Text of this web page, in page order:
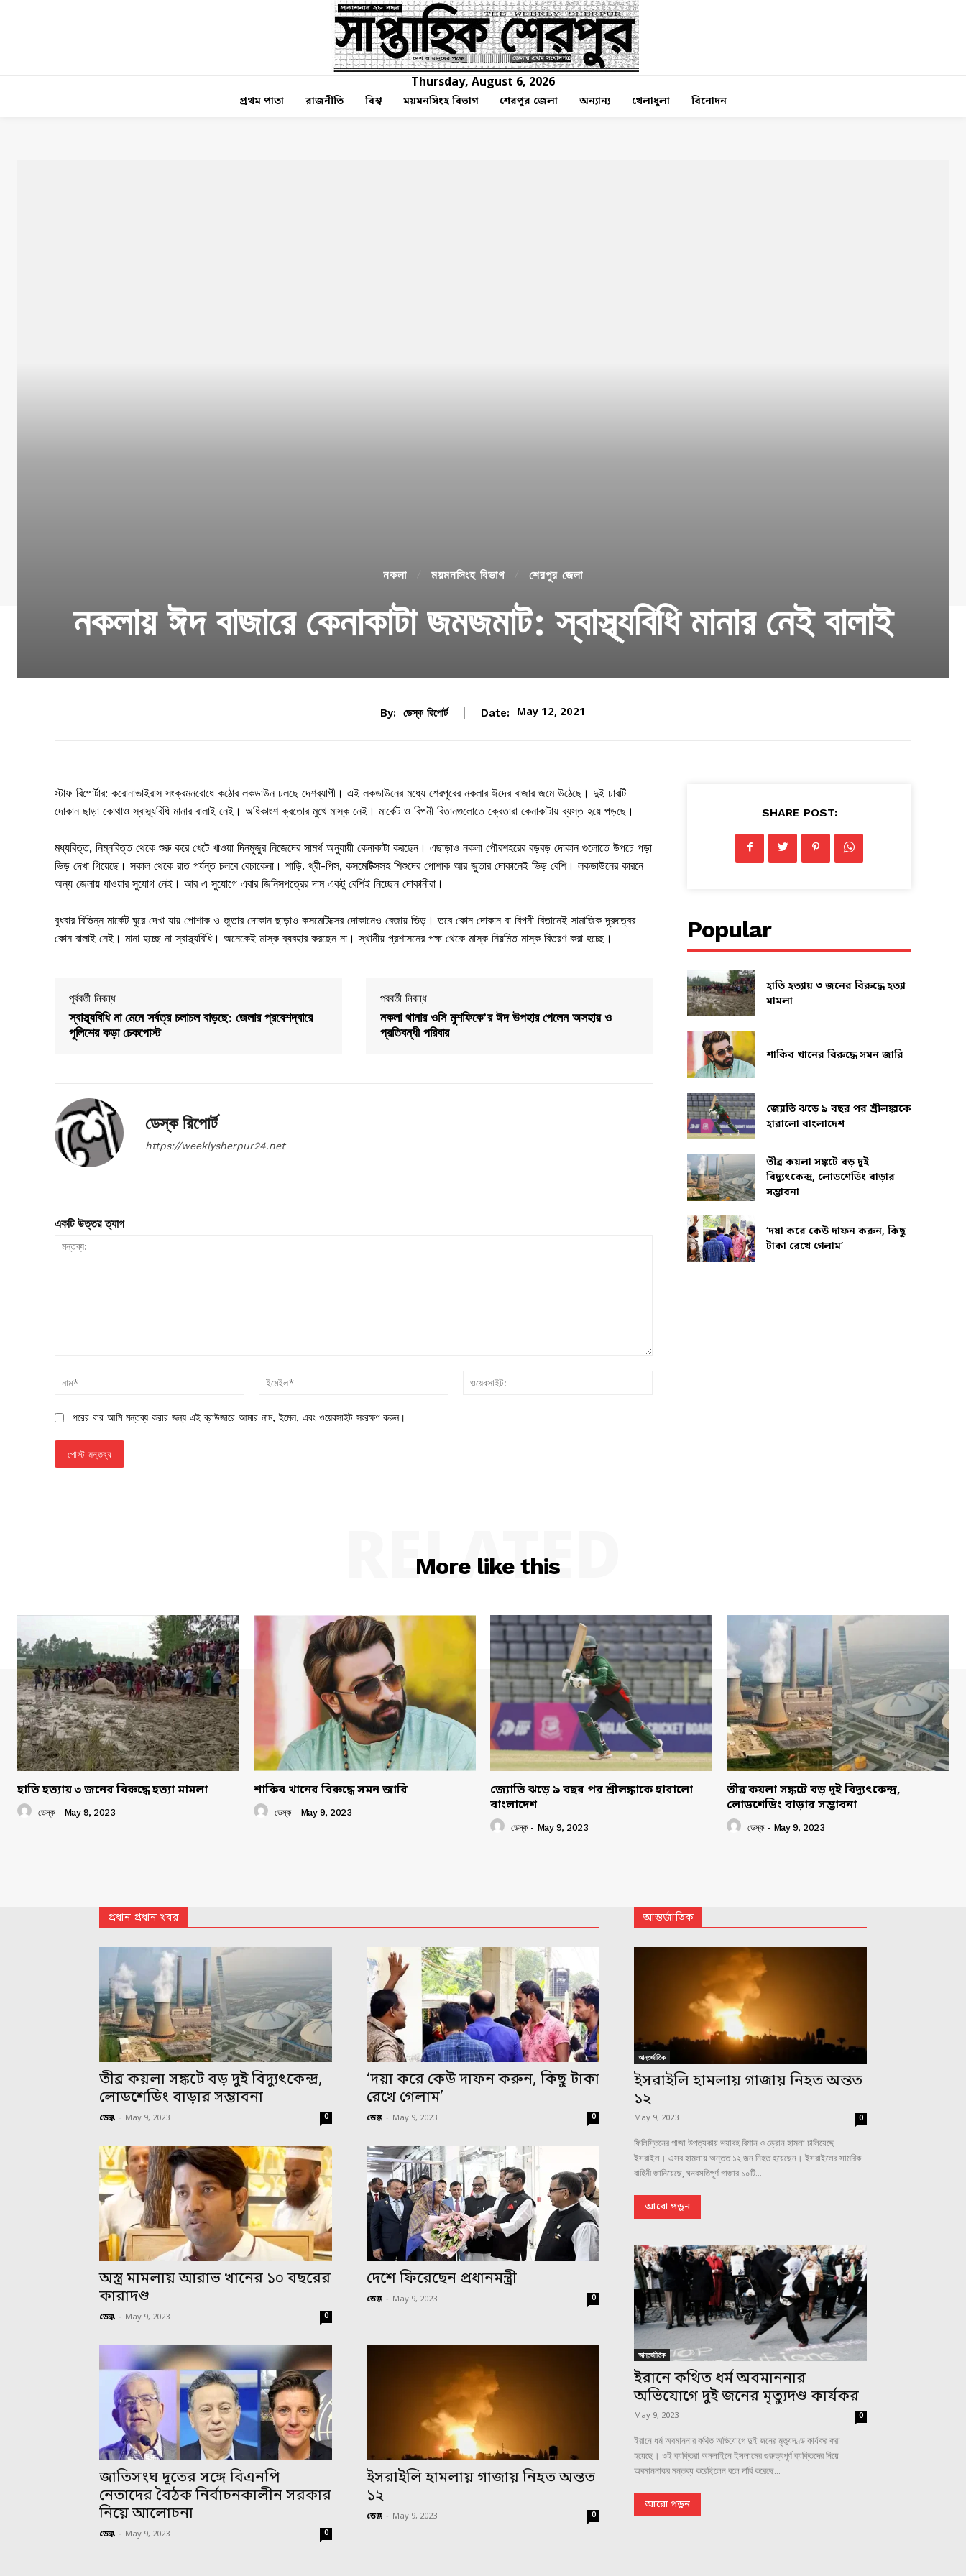
Thursday, August 6, 2026
প্রথম পাতা রাজনীতি বিশ্ব ময়মনসিংহ বিভাগ শেরপুর জেলা অন্যান্য খেলাধুলা বিনোদন
নকলা ময়মনসিংহ বিভাগ শেরপুর জেলা
নকলায় ঈদ বাজারে কেনাকাটা জমজমাট: স্বাস্থ্যবিধি মানার নেই বালাই
By: ডেস্ক রিপোর্ট Date: May 12, 2021
স্টাফ রিপোর্টার: করোনাভাইরাস সংক্রমনরোধে কঠোর লকডাউন চলছে দেশব্যাপী। এই লকডাউনের মধ্যে শেরপুরের নকলার ঈদের বাজার জমে উঠেছে। দুই চারটি
দোকান ছাড়া কোথাও স্বাস্থ্যবিধি মানার বালাই নেই। অধিকাংশ ক্রতোর মুখে মাস্ক নেই। মার্কেট ও বিপনী বিতানগুলোতে ক্রেতারা কেনাকাটায় ব্যস্ত হয়ে পড়ছে।
মধ্যবিত্ত, নিম্নবিত্ত থেকে শুরু করে খেটে খাওয়া দিনমুজুর নিজেদের সামর্থ অনুযায়ী কেনাকাটা করছেন। এছাড়াও নকলা পৌরশহরের বড়বড় দোকান গুলোতে উপচে পড়া
ভিড় দেখা গিয়েছে। সকাল থেকে রাত পর্যন্ত চলবে বেচাকেনা। শাড়ি. থ্রী-পিস, কসমেটিক্সসহ শিশুদের পোশাক আর জুতার দোকানেই ভিড় বেশি। লকডাউনের কারনে
অন্য জেলায় যাওয়ার সুযোগ নেই। আর এ সুযোগে এবার জিনিসপত্রের দাম একটু বেশিই নিচ্ছেন দোকানীরা।
বুধবার বিভিন্ন মার্কেট ঘুরে দেখা যায় পোশাক ও জুতার দোকান ছাড়াও কসমেটিক্সের দোকানেও বেজায় ভিড়। তবে কোন দোকান বা বিপনী বিতানেই সামাজিক দূরুত্বের
কোন বালাই নেই। মানা হচ্ছে না স্বাস্থ্যবিধি। অনেকেই মাস্ক ব্যবহার করছেন না। স্থানীয় প্রশাসনের পক্ষ থেকে মাস্ক নিয়মিত মাস্ক বিতরণ করা হচ্ছে।
পূর্ববর্তী নিবন্ধ
স্বাস্থ্যবিধি না মেনে সর্বত্র চলাচল বাড়ছে: জেলার প্রবেশদ্বারে
পুলিশের কড়া চেকপোস্ট
পরবর্তী নিবন্ধ
নকলা থানার ওসি মুশফিকে’র ঈদ উপহার পেলেন অসহায় ও
প্রতিবন্ধী পরিবার
ডেস্ক রিপোর্ট
https://weeklysherpur24.net
একটি উত্তর ত্যাগ
ইমেইল*
পরের বার আমি মন্তব্য করার জন্য এই ব্রাউজারে আমার নাম, ইমেল, এবং ওয়েবসাইট সংরক্ষণ করুন।
SHARE POST:
Popular
হাতি হত্যায় ৩ জনের বিরুদ্ধে হত্যা
মামলা
শাকিব খানের বিরুদ্ধে সমন জারি
জ্যোতি ঝড়ে ৯ বছর পর শ্রীলঙ্কাকে
হারালো বাংলাদেশ
তীব্র কয়লা সঙ্কটে বড় দুই
বিদ্যুৎকেন্দ্র, লোডশেডিং বাড়ার
সম্ভাবনা
‘দয়া করে কেউ দাফন করুন, কিছু
টাকা রেখে গেলাম’
More like this
RELATED
হাতি হত্যায় ৩ জনের বিরুদ্ধে হত্যা মামলা
ডেস্ক - May 9, 2023
শাকিব খানের বিরুদ্ধে সমন জারি
ডেস্ক - May 9, 2023
জ্যোতি ঝড়ে ৯ বছর পর শ্রীলঙ্কাকে হারালো
বাংলাদেশ
ডেস্ক - May 9, 2023
তীব্র কয়লা সঙ্কটে বড় দুই বিদ্যুৎকেন্দ্র,
লোডশেডিং বাড়ার সম্ভাবনা
ডেস্ক - May 9, 2023
প্রধান প্রধান খবর
তীব্র কয়লা সঙ্কটে বড় দুই বিদ্যুৎকেন্দ্র,
লোডশেডিং বাড়ার সম্ভাবনা
ডেস্ক - May 9, 2023 0
‘দয়া করে কেউ দাফন করুন, কিছু টাকা
রেখে গেলাম’
ডেস্ক - May 9, 2023 0
অস্ত্র মামলায় আরাভ খানের ১০ বছরের
কারাদণ্ড
ডেস্ক - May 9, 2023 0
দেশে ফিরেছেন প্রধানমন্ত্রী
ডেস্ক - May 9, 2023 0
জাতিসংঘ দূতের সঙ্গে বিএনপি
নেতাদের বৈঠক নির্বাচনকালীন সরকার
নিয়ে আলোচনা
ডেস্ক - May 9, 2023 0
ইসরাইলি হামলায় গাজায় নিহত অন্তত
১২
ডেস্ক - May 9, 2023 0
আন্তর্জাতিক
আন্তর্জাতিক
ইসরাইলি হামলায় গাজায় নিহত অন্তত
১২
May 9, 2023 0
ফিলিস্তিনের গাজা উপত্যকায় ভয়াবহ বিমান ও ড্রোন হামলা চালিয়েছে
ইসরাইল। এসব হামলায় অন্তত ১২ জন নিহত হয়েছেন। ইসরাইলের সামরিক
বাহিনী জানিয়েছে, ঘনবসতিপূর্ণ গাজার ১০টি...
আরো পড়ুন
আন্তর্জাতিক
ইরানে কথিত ধর্ম অবমাননার
অভিযোগে দুই জনের মৃত্যুদণ্ড কার্যকর
May 9, 2023 0
ইরানে ধর্ম অবমাননার কথিত অভিযোগে দুই জনের মৃত্যুদণ্ড কার্যকর করা
হয়েছে। ওই ব্যক্তিরা অনলাইনে ইসলামের গুরুত্বপূর্ণ ব্যক্তিদের নিয়ে
অবমাননাকর মন্তব্য করেছিলেন বলে দাবি করেছে...
আরো পড়ুন